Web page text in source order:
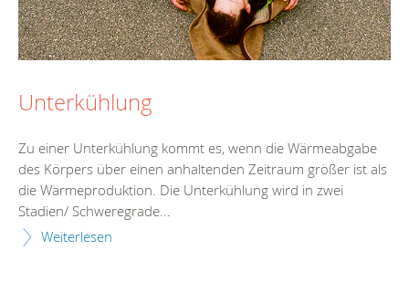
Unterkühlung
Zu einer Unterkühlung kommt es, wenn die Wärmeabgabe
des Körpers über einen anhaltenden Zeitraum größer ist als
die Wärmeproduktion. Die Unterkühlung wird in zwei
Stadien/ Schweregrade...
Weiterlesen